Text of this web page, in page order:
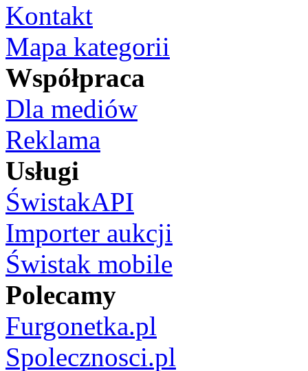
Kontakt
Mapa kategorii
Współpraca
Dla mediów
Reklama
Usługi
ŚwistakAPI
Importer aukcji
Świstak mobile
Polecamy
Furgonetka.pl
Spolecznosci.pl